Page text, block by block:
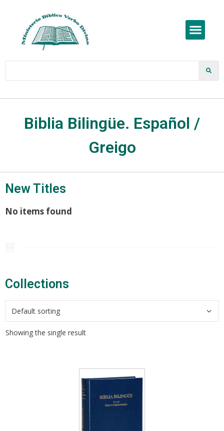
Biblia Bilingüe. Español /
Greigo
New Titles
No items found
Collections​
Showing the single result